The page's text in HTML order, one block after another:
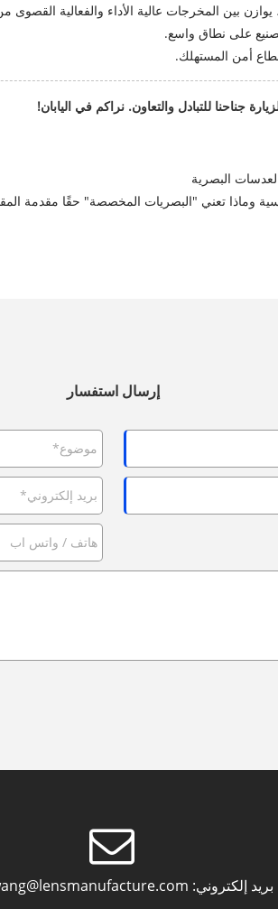
على نطاق واسع.
أمن المستهلك.
إرسال استفسار
بريد إلكتروني: